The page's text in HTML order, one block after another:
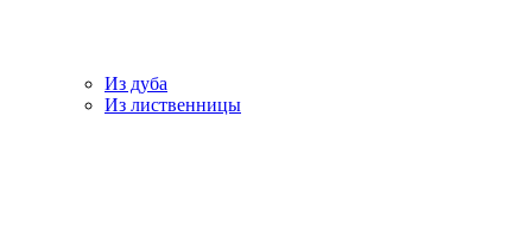
Из дуба
Из лиственницы